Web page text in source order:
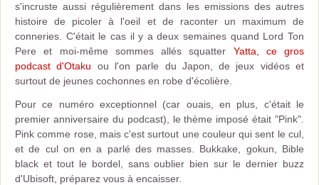
s'incruste aussi régulièrement dans les emissions des autres
histoire de picoler à l'oeil et de raconter un maximum de
conneries. C'était le cas il y a deux semaines quand Lord Ton
Pere et moi-même sommes allés squatter Yatta, ce gros
podcast d'Otaku ou l'on parle du Japon, de jeux vidéos et
surtout de jeunes cochonnes en robe d'écolière.
Pour ce numéro exceptionnel (car ouais, en plus, c'était le
premier anniversaire du podcast), le thème imposé était "Pink".
Pink comme rose, mais c'est surtout une couleur qui sent le cul,
et de cul on en a parlé des masses. Bukkake, gokun, Bible
black et tout le bordel, sans oublier bien sur le dernier buzz
d'Ubisoft, préparez vous à encaisser.